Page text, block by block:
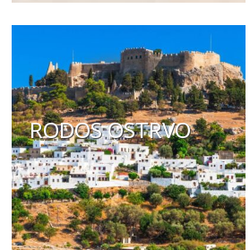
RODOS OSTRVO